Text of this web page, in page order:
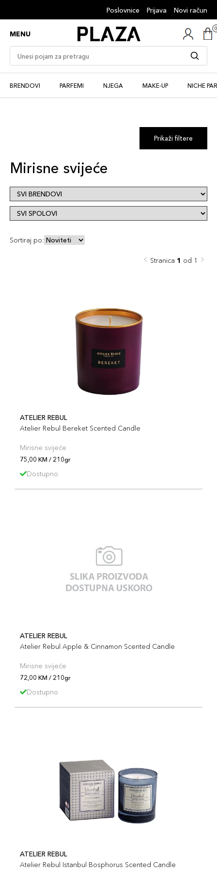
Poslovnice Prijava Novi račun
MENU
BRENDOVI PARFEMI NJEGA MAKE-UP NICHE
Prikaži filtere
Mirisne svijeće
Sortiraj po:
Stranica 1 od 1
ATELIER REBUL
Atelier Rebul Bereket Scented Candle
Mirisne svijeće
75,00 KM / 210gr
Dostupno
ATELIER REBUL
Atelier Rebul Apple & Cinnamon Scented Candle
Mirisne svijeće
72,00 KM / 210gr
Dostupno
ATELIER REBUL
Atelier Rebul Istanbul Bosphorus Scented Candle